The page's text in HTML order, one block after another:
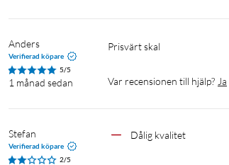
Anders
Verifierad köpare
5/5
1 månad sedan
Prisvärt skal
Var recensionen till hjälp? Ja
Stefan
Verifierad köpare
2/5
Dålig kvalitet